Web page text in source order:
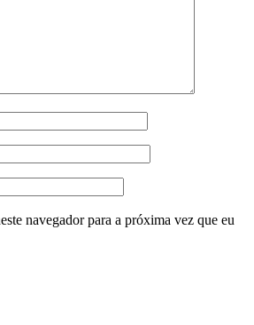
navegador para a próxima vez que eu